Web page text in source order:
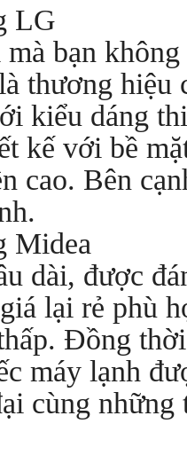
LG
bạn
thương hiệu
kiểu dáng
kế với bề
cao. Bên
Midea
dài, được
lại rẻ phù
. Đồng
máy lạnh
cùng